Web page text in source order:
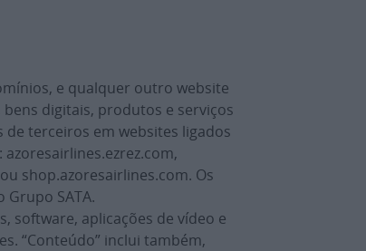
e qualquer outro website
digitais, produtos e serviços
de terceiros em websites ligados
shop.azoresairlines.com. Os
SATA.
software, aplicações de vídeo e
“Conteúdo” inclui também,